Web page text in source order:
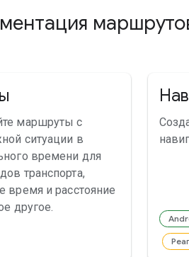
маршруты с
ситуации в
времени для
транспорта,
время и расстояние
другое.